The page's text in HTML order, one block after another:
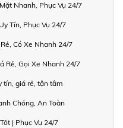
Nhanh, Phục Vụ 24/7
Tín, Phục Vụ 24/7
Có Xe Nhanh 24/7
Rẻ, Gọi Xe Nhanh 24/7
tín, giá rẻ, tận tâm
Chóng, An Toàn
| Phục Vụ 24/7